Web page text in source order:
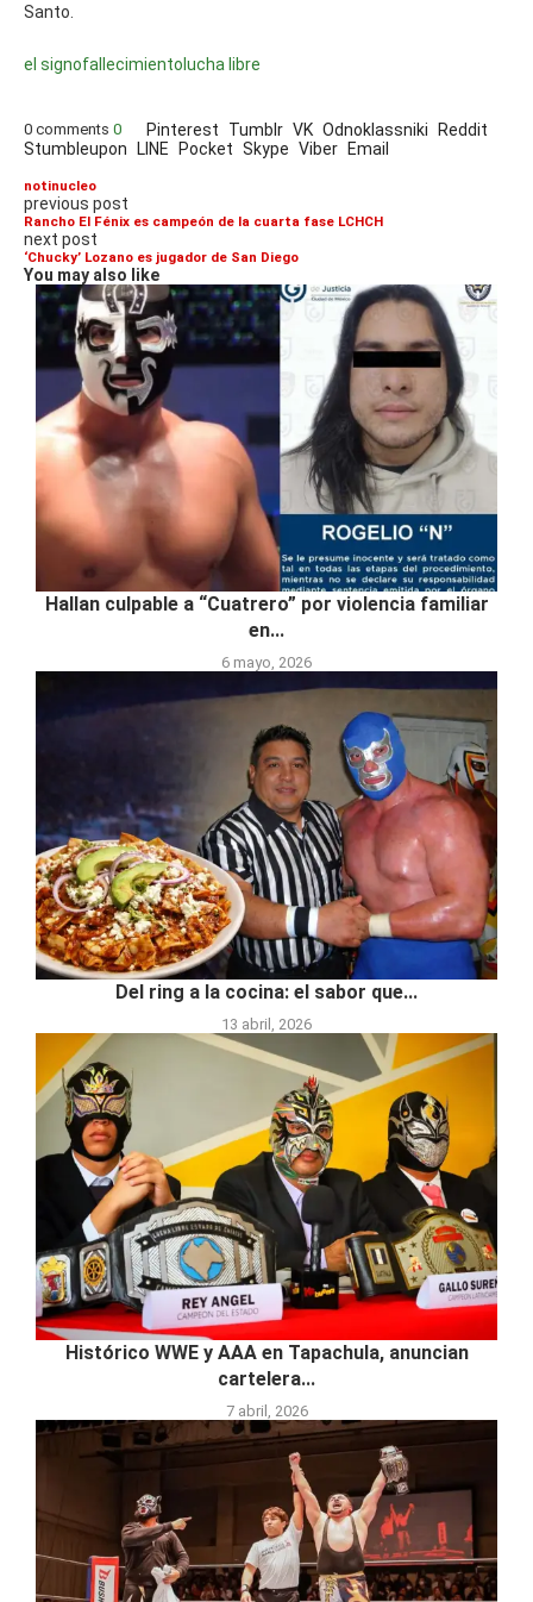
Santo.
el signofallecimientolucha libre
0 comments 0 Pinterest Tumblr VK Odnoklassniki Reddit
Stumbleupon LINE Pocket Skype Viber Email
notinucleo
previous post
Rancho El Fénix es campeón de la cuarta fase LCHCH
next post
‘Chucky’ Lozano es jugador de San Diego
You may also like
Hallan culpable a “Cuatrero” por violencia familiar
en...
6 mayo, 2026
Del ring a la cocina: el sabor que...
13 abril, 2026
Histórico WWE y AAA en Tapachula, anuncian
cartelera...
7 abril, 2026